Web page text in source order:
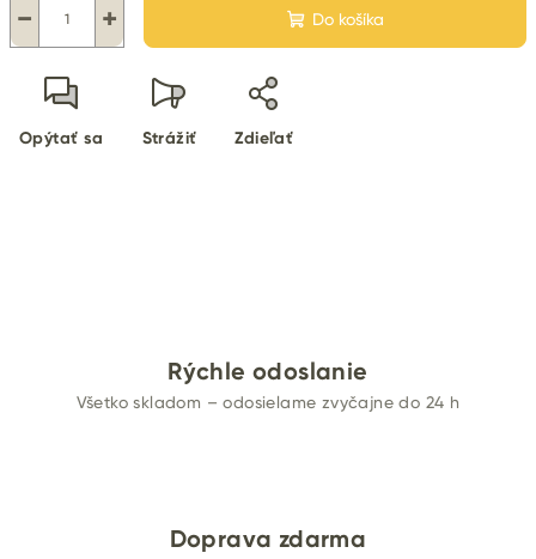
+
− Do košíka
Opýtať sa Strážiť Zdieľať
Rýchle odoslanie
Všetko skladom – odosielame zvyčajne do 24 h
Doprava zdarma